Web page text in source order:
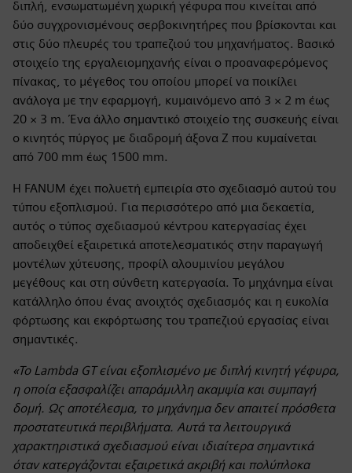
διπλή, ενσωματωμένη χωρική γέφυρα που κινείται από
δύο συγχρονισμένους σερβοκινητήρες που βρίσκονται και
στις δύο πλευρές του τραπεζιού του μηχανήματος. Βασικό
στοιχείο της εργαλειομηχανής είναι ο προαναφερόμενος
πίνακας, το μέγεθος του οποίου μπορεί να ποικίλει
ανάλογα με την εφαρμογή, κυμαινόμενο από 3 × 2 m έως
20 × 3 m. Ένα άλλο σημαντικό στοιχείο της συσκευής είναι
ο κινητός πύργος με διαδρομή άξονα Ζ που κυμαίνεται
από 700 mm έως 1500 mm.
Η FANUM έχει πολυετή εμπειρία στο σχεδιασμό αυτού του
τύπου εξοπλισμού. Για περισσότερο από μια δεκαετία,
αυτός ο τύπος σχεδιασμού κέντρου κατεργασίας έχει
αποδειχθεί εξαιρετικά αποτελεσματικός στην παραγωγή
μοντέλων χύτευσης, προφίλ αλουμινίου μεγάλου
μεγέθους και στη σύνθετη κατεργασία. Το μηχάνημα είναι
κατάλληλο όπου ένας ανοιχτός σχεδιασμός και η ευκολία
φόρτωσης και εκφόρτωσης του τραπεζιού εργασίας είναι
σημαντικές.
«Το Lambda GT είναι εξοπλισμένο με διπλή κινητή γέφυρα,
η οποία εξασφαλίζει απαράμιλλη ακαμψία και συμπαγή
δομή. Ως αποτέλεσμα, το μηχάνημα δεν απαιτεί πρόσθετα
προστατευτικά περιβλήματα. Αυτά τα λειτουργικά
χαρακτηριστικά σχεδιασμού είναι ιδιαίτερα σημαντικά
όταν κατεργάζονται εξαιρετικά ακριβή και πολύπλοκα